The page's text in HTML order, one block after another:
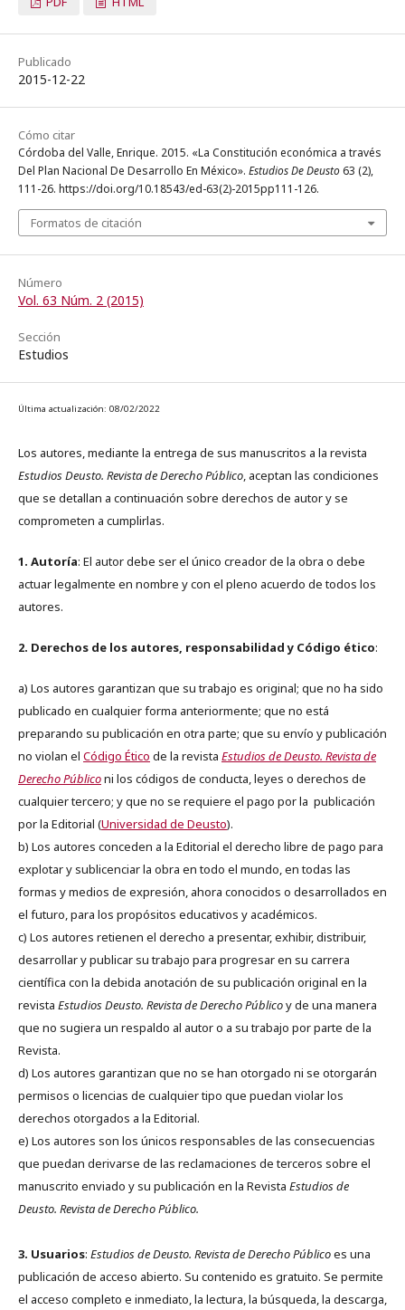
Publicado
2015-12-22
Cómo citar
Córdoba del Valle, Enrique. 2015. «La Constitución económica a través
Del Plan Nacional De Desarrollo En México». Estudios De Deusto 63 (2),
111-26. https://doi.org/10.18543/ed-63(2)-2015pp111-126.
Formatos de citación
Número
Vol. 63 Núm. 2 (2015)
Sección
Estudios
Última actualización: 08/02/2022
Los autores, mediante la entrega de sus manuscritos a la revista
Estudios Deusto. Revista de Derecho Público, aceptan las condiciones
que se detallan a continuación sobre derechos de autor y se
comprometen a cumplirlas.
1. Autoría: El autor debe ser el único creador de la obra o debe
actuar legalmente en nombre y con el pleno acuerdo de todos los
autores.
2. Derechos de los autores, responsabilidad y Código ético:
a) Los autores garantizan que su trabajo es original; que no ha sido
publicado en cualquier forma anteriormente; que no está
preparando su publicación en otra parte; que su envío y publicación
no violan el Código Ético de la revista Estudios de Deusto. Revista de
Derecho Públiconi los códigos de conducta, leyes o derechos de
cualquier tercero; y que no se requiere el pago por la publicación
por la Editorial (Universidad de Deusto).
b) Los autores conceden a la Editorial el derecho libre de pago para
explotar y sublicenciar la obra en todo el mundo, en todas las
formas y medios de expresión, ahora conocidos o desarrollados en
el futuro, para los propósitos educativos y académicos.
c) Los autores retienen el derecho a presentar, exhibir, distribuir,
desarrollar y publicar su trabajo para progresar en su carrera
científica con la debida anotación de su publicación original en la
revista Estudios Deusto. Revista de Derecho Públicoy de una manera
que no sugiera un respaldo al autor o a su trabajo por parte de la
Revista.
d) Los autores garantizan que no se han otorgado ni se otorgarán
permisos o licencias de cualquier tipo que puedan violar los
derechos otorgados a la Editorial.
e) Los autores son los únicos responsables de las consecuencias
que puedan derivarse de las reclamaciones de terceros sobre el
manuscrito enviado y su publicación en la Revista Estudios de
Deusto. Revista de Derecho Público.
3. Usuarios: Estudios de Deusto. Revista de Derecho Públicoes una
publicación de acceso abierto. Su contenido es gratuito. Se permite
el acceso completo e inmediato, la lectura, la búsqueda, la descarga,